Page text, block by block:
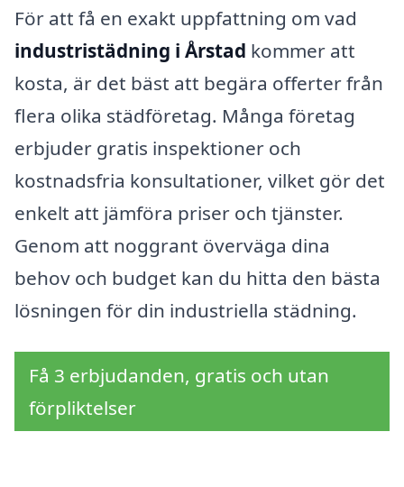
För att få en exakt uppfattning om vad
industristädning i Årstad kommer att
kosta, är det bäst att begära offerter från
flera olika städföretag. Många företag
erbjuder gratis inspektioner och
kostnadsfria konsultationer, vilket gör det
enkelt att jämföra priser och tjänster.
Genom att noggrant överväga dina
behov och budget kan du hitta den bästa
lösningen för din industriella städning.
Få 3 erbjudanden, gratis och utan
förpliktelser